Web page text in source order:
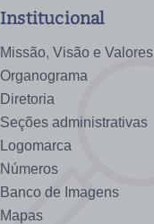
Institucional
Missão, Visão e Valores
Organograma
Diretoria
Seções administrativas
Logomarca
Números
Banco de Imagens
Mapas